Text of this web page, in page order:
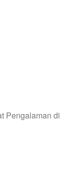
Pengalaman di